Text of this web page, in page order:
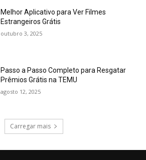
Melhor Aplicativo para Ver Filmes
Estrangeiros Grátis
outubro 3, 2025
Passo a Passo Completo para Resgatar
Prêmios Grátis na TEMU
agosto 12, 2025
Carregar mais